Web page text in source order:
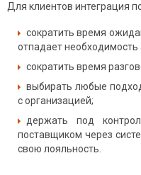
Для клиентов интеграция
сократить время
отпадает необходимость
сократить время
выбирать любые
с организацией;
держать под
поставщиком через
свою лояльность.